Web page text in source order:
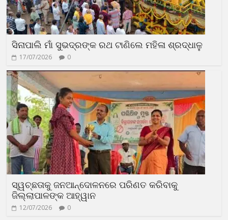
ସିନାପାଲି ମାଁ ସୁଭଦ୍ରଙ୍କ ରଥ ଟାଣିଲେ ମହିଳା ଶ୍ରଦ୍ଧାଳୁ
17/07/2026 0
ସ୍ୱଚ୍ଛତାକୁ ଜନଆନ୍ଦୋଳନରେ ପରିଣତ କରିବାକୁ
ଜିଲ୍ଲାପାଳଙ୍କ ଆହ୍ୱାନ
12/07/2026 0